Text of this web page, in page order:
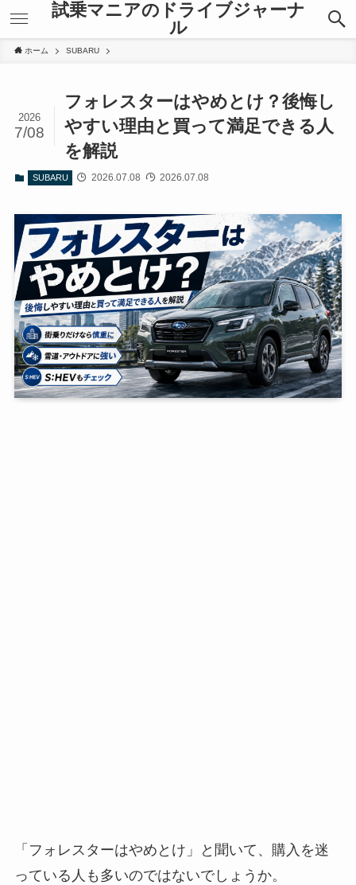
試乗マニアのドライブジャーナ
ル
ホーム SUBARU
フォレスターはやめとけ？後悔し
やすい理由と買って満足できる人
を解説
2026
7/08
SUBARU 2026.07.08 2026.07.08
「フォレスターはやめとけ」と聞いて、購入を迷
っている人も多いのではないでしょうか。